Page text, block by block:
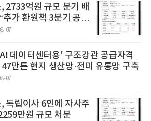
2733억원 규모 분기 배
추가 환원책 3분기 공
07
데이터센터용' 구조강관 공급자격
만톤 현지 생산망·전미 유통망 구축
07
독립이사 6인에 자사주
만원 규모 처분